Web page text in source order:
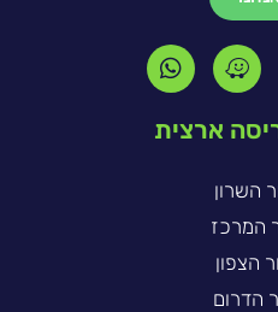
ארצית
השרון
המרכז
הצפון
הדרום